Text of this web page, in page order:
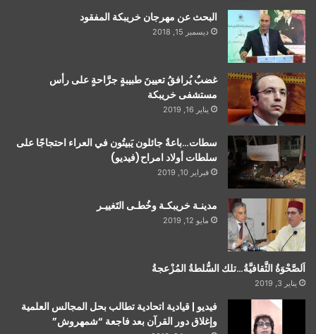
البحث عن مهرجان خريبكة المفقود
ديسمبر 15, 2018
غضبٌ يُرافقُ تعيينَ طبيبةٍ جرَّاحةٍ على رأس
مستشفى خريبكة
يناير 16, 2019
سطات…باعةٌ جائلون يَبيتُون في العراء احتجاجًا على
سلطات أولاد امراح(فيديو)
فبراير 10, 2019
مدينـة خريبكـة وخُطـى التَغييـر
مايو 12, 2019
اَلصَّحْوَةُ الثَّقافيَّةُ…تلك السُّلطةُ المُزْعجةُ
يناير 3, 2019
فيديو | قيادية اتحادية تطالب بحل المجالس العلمية
وإغلاق دور القرآن بعد فاجعة “شمهروش”